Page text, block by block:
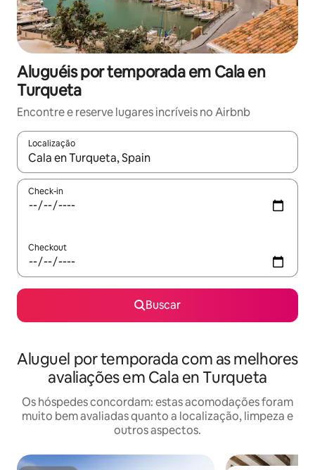
Aluguéis por temporada em Cala en
Turqueta
Encontre e reserve lugares incríveis no Airbnb
Localização
Quando os resultados estiverem disponíveis, explore-os
Check-in
Checkout
Buscar
Aluguel por temporada com as melhores
avaliações em Cala en Turqueta
Os hóspedes concordam: estas acomodações foram
muito bem avaliadas quanto a localização, limpeza e
outros aspectos.